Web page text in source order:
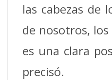
las cabezas de
de nosotros, los
es una clara
precisó.